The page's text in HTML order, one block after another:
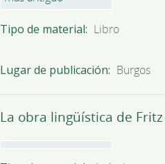
Tipo de material Libro
Lugar de publicación
Burgos
La obra lingüística de